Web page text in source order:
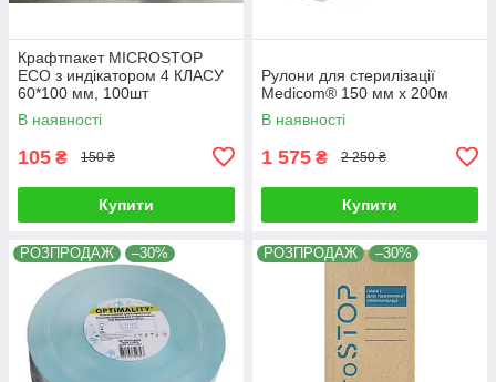
Крафтпакет MICROSTOP
ЕСО з индікатором 4 КЛАСУ
60*100 мм, 100шт
В наявності
105 ₴ 150 ₴
Купити
Рулони для стерилізації
Medicom® 150 мм х 200м
В наявності
1 575 ₴ 2 250 ₴
Купити
РОЗПРОДАЖ –30% РОЗПРОДАЖ –30%